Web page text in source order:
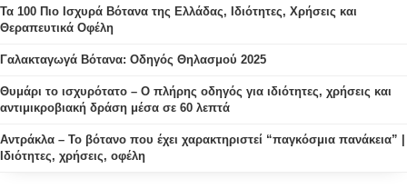
Τα 100 Πιο Ισχυρά Βότανα της Ελλάδας, Ιδιότητες, Χρήσεις και
Θεραπευτικά Οφέλη
Γαλακταγωγά Βότανα: Οδηγός Θηλασμού 2025
Θυμάρι το ισχυρότατο – Ο πλήρης οδηγός για ιδιότητες, χρήσεις και
αντιμικροβιακή δράση μέσα σε 60 λεπτά
Αντράκλα – Το βότανο που έχει χαρακτηριστεί “παγκόσμια πανάκεια” |
Ιδιότητες, χρήσεις, οφέλη